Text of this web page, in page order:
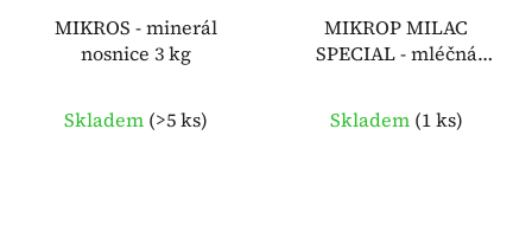
MIKROS - minerál
nosnice 3 kg
Skladem (>5 ks)
MIKROP MILAC
SPECIAL - mléčná
Skladem (1 ks)